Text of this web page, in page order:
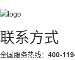
联系方式
全国服务热线： 400-